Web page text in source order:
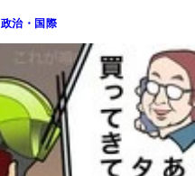
政治・国際